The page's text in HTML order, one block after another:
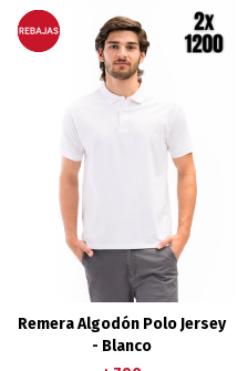
Remera Algodón Polo Jersey
- Blanco